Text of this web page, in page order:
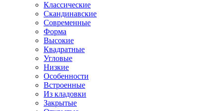
Классические
Скандинавские
Современные
Форма
Высокие
Квадратные
Угловые
Низкие
Особенности
Встроенные
Из кладовки
Закрытые